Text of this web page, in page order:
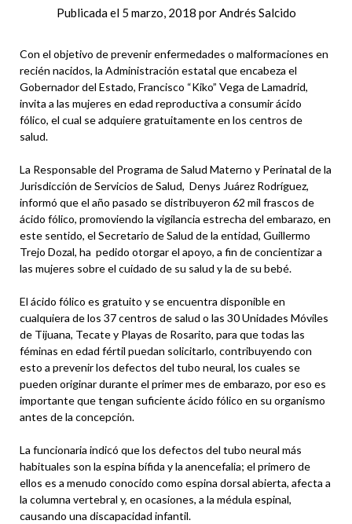
Publicada el 5 marzo, 2018 porAndrés Salcido
Con el objetivo de prevenir enfermedades o malformaciones en
recién nacidos, la Administración estatal que encabeza el
Gobernador del Estado, Francisco “Kiko” Vega de Lamadrid,
invita a las mujeres en edad reproductiva a consumir ácido
fólico, el cual se adquiere gratuitamente en los centros de
salud.
La Responsable del Programa de Salud Materno y Perinatal de la
Jurisdicción de Servicios de Salud, Denys Juárez Rodríguez,
informó que el año pasado se distribuyeron 62 mil frascos de
ácido fólico, promoviendo la vigilancia estrecha del embarazo, en
este sentido, el Secretario de Salud de la entidad, Guillermo
Trejo Dozal, ha pedido otorgar el apoyo, a fin de concientizar a
las mujeres sobre el cuidado de su salud y la de su bebé.
El ácido fólico es gratuito y se encuentra disponible en
cualquiera de los 37 centros de salud o las 30 Unidades Móviles
de Tijuana, Tecate y Playas de Rosarito, para que todas las
féminas en edad fértil puedan solicitarlo, contribuyendo con
esto a prevenir los defectos del tubo neural, los cuales se
pueden originar durante el primer mes de embarazo, por eso es
importante que tengan suficiente ácido fólico en su organismo
antes de la concepción.
La funcionaria indicó que los defectos del tubo neural más
habituales son la espina bífida y la anencefalia; el primero de
ellos es a menudo conocido como espina dorsal abierta, afecta a
la columna vertebral y, en ocasiones, a la médula espinal,
causando una discapacidad infantil.